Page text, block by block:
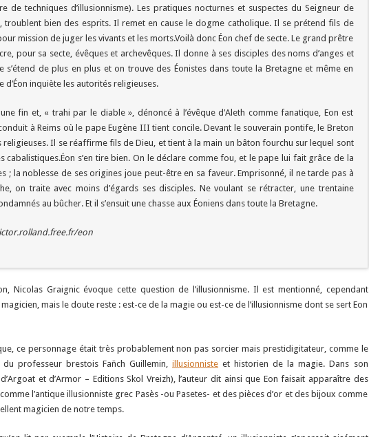
de techniques d’illusionnisme). Les pratiques nocturnes et suspectes du Seigneur de
troublent bien des esprits. Il remet en cause le dogme catholique. Il se prétend fils de
mission de juger les vivants et les morts.Voilà donc Éon chef de secte. Le grand prêtre
pour sa secte, évêques et archevêques. Il donne à ses disciples des noms d’anges et
s’étend de plus en plus et on trouve des Éonistes dans toute la Bretagne et même en
d’Éon inquiète les autorités religieuses.
fin et, « trahi par le diable », dénoncé à l’évêque d’Aleth comme fanatique, Eon est
à Reims où le pape Eugène III tient concile. Devant le souverain pontife, le Breton
religieuses. Il se réaffirme fils de Dieu, et tient à la main un bâton fourchu sur lequel sont
cabalistiques.Éon s’en tire bien. On le déclare comme fou, et le pape lui fait grâce de la
; la noblesse de ses origines joue peut-être en sa faveur. Emprisonné, il ne tarde pas à
on traite avec moins d’égards ses disciples. Ne voulant se rétracter, une trentaine
au bûcher. Et il s’ensuit une chasse aux Éoniens dans toute la Bretagne.
eon
Nicolas Graignic évoque cette question de l’illusionnisme. Il est mentionné, cependant
mais le doute reste : est-ce de la magie ou est-ce de l’illusionnisme dont se sert Eon
ce personnage était très probablement non pas sorcier mais prestidigitateur, comme le
du professeur brestois Fañch Guillemin,illusionniste et historien de la magie. Dans son
et d’Armor – Editions Skol Vreizh), l’auteur dit ainsi que Eon faisait apparaître des
l’antique illusionniste grec Pasès -ou Pasetes- et des pièces d’or et des bijoux comme
magicien de notre temps.